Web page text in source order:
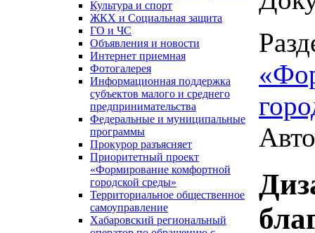
Культура и спорт
ЖКХ и Социальная защита
ГО и ЧС
Объявления и новости
Интернет приемная
Фотогалерея
Информационная поддержка
субъектов малого и среднего
предпринимательства
Федеральные и муниципальные
программы
Прокурор разъясняет
Приоритетный проект
«Формирование комфортной
городской среды»
Территориальное общественное
самоуправление
Хабаровский региональный